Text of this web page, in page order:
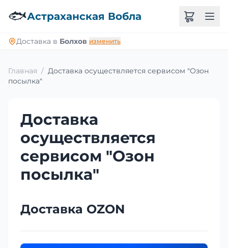
🐟Астраханская Вобла
Доставка в Болхов изменить
Главная / Доставка осуществляется сервисом "Озон
посылка"
Доставка
осуществляется
сервисом "Озон
посылка"
Доставка OZON